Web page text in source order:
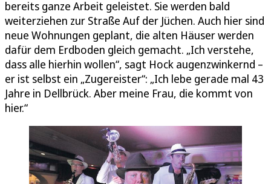
bereits ganze Arbeit geleistet. Sie werden bald
weiterziehen zur Straße Auf der Jüchen. Auch hier sind
neue Wohnungen geplant, die alten Häuser werden
dafür dem Erdboden gleich gemacht. „Ich verstehe,
dass alle hierhin wollen“, sagt Hock augenzwinkernd –
er ist selbst ein „Zugereister“: „Ich lebe gerade mal 43
Jahre in Dellbrück. Aber meine Frau, die kommt von
hier.“